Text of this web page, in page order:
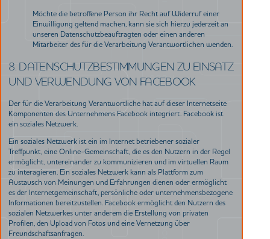
Möchte die betroffene Person ihr Recht auf Widerruf einer
Einwilligung geltend machen, kann sie sich hierzu jederzeit an
unseren Datenschutzbeauftragten oder einen anderen
Mitarbeiter des für die Verarbeitung Verantwortlichen wenden.
8. DATENSCHUTZBESTIMMUNGEN ZU EINSATZ
UND VERWENDUNG VON FACEBOOK
Der für die Verarbeitung Verantwortliche hat auf dieser Internetseite
Komponenten des Unternehmens Facebook integriert. Facebook ist
ein soziales Netzwerk.
Ein soziales Netzwerk ist ein im Internet betriebener sozialer
Treffpunkt, eine Online-Gemeinschaft, die es den Nutzern in der Regel
ermöglicht, untereinander zu kommunizieren und im virtuellen Raum
zu interagieren. Ein soziales Netzwerk kann als Plattform zum
Austausch von Meinungen und Erfahrungen dienen oder ermöglicht
es der Internetgemeinschaft, persönliche oder unternehmensbezogene
Informationen bereitzustellen. Facebook ermöglicht den Nutzern des
sozialen Netzwerkes unter anderem die Erstellung von privaten
Profilen, den Upload von Fotos und eine Vernetzung über
Freundschaftsanfragen.